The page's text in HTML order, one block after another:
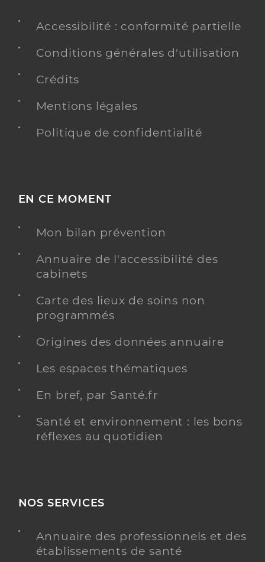
Accessibilité : conformité partielle
Conditions générales d'utilisation
Crédits
Mentions légales
Politique de confidentialité
EN CE MOMENT
Mon bilan prévention
Annuaire de l'accessibilité des
cabinets
Carte des lieux de soins non
programmés
Origines des données annuaire
Les espaces thématiques
En bref, par Santé.fr
Santé et environnement : les bons
réflexes au quotidien
NOS SERVICES
Annuaire des professionnels et des
établissements de santé